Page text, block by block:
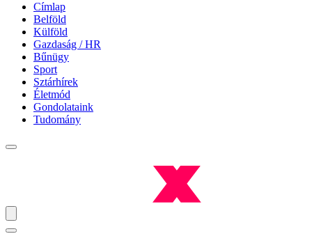
Címlap
Belföld
Külföld
Gazdaság / HR
Bűnügy
Sport
Sztárhírek
Életmód
Gondolataink
Tudomány